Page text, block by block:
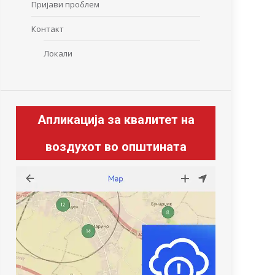
Пријави проблем
Контакт
Локали
Апликација за квалитет на
воздухот во општината